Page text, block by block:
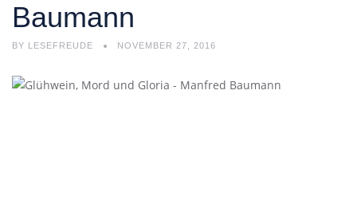
Baumann
BY LESEFREUDE NOVEMBER 27, 2016